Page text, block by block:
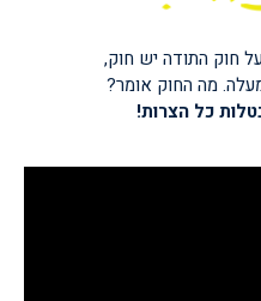
חוק התודה יש חוק,
מה החוק אומר?
כל הצרות!